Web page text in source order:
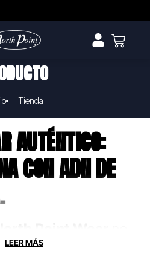
Tienda
AUTÉNTICO:
CON ADN DE
crea uniformes